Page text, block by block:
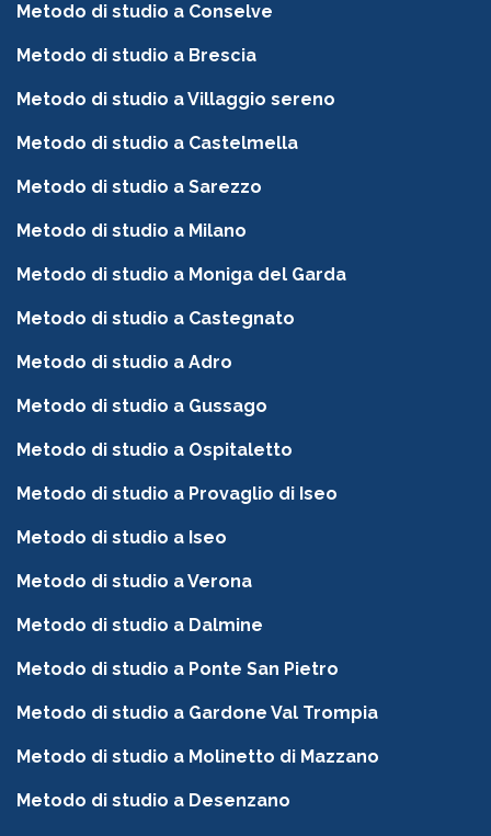
Metodo di studio a Conselve
Metodo di studio a Brescia
Metodo di studio a Villaggio sereno
Metodo di studio a Castelmella
Metodo di studio a Sarezzo
Metodo di studio a Milano
Metodo di studio a Moniga del Garda
Metodo di studio a Castegnato
Metodo di studio a Adro
Metodo di studio a Gussago
Metodo di studio a Ospitaletto
Metodo di studio a Provaglio di Iseo
Metodo di studio a Iseo
Metodo di studio a Verona
Metodo di studio a Dalmine
Metodo di studio a Ponte San Pietro
Metodo di studio a Gardone Val Trompia
Metodo di studio a Molinetto di Mazzano
Metodo di studio a Desenzano